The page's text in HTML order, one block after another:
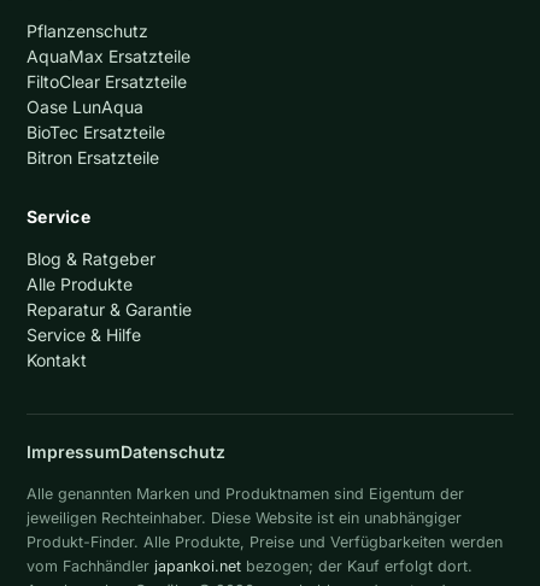
Pflanzenschutz
AquaMax Ersatzteile
FiltoClear Ersatzteile
Oase LunAqua
BioTec Ersatzteile
Bitron Ersatzteile
Service
Blog & Ratgeber
Alle Produkte
Reparatur & Garantie
Service & Hilfe
Kontakt
ImpressumDatenschutz
Alle genannten Marken und Produktnamen sind Eigentum der
jeweiligen Rechteinhaber. Diese Website ist ein unabhängiger
Produkt-Finder. Alle Produkte, Preise und Verfügbarkeiten werden
vom Fachhändler japankoi.net bezogen; der Kauf erfolgt dort.